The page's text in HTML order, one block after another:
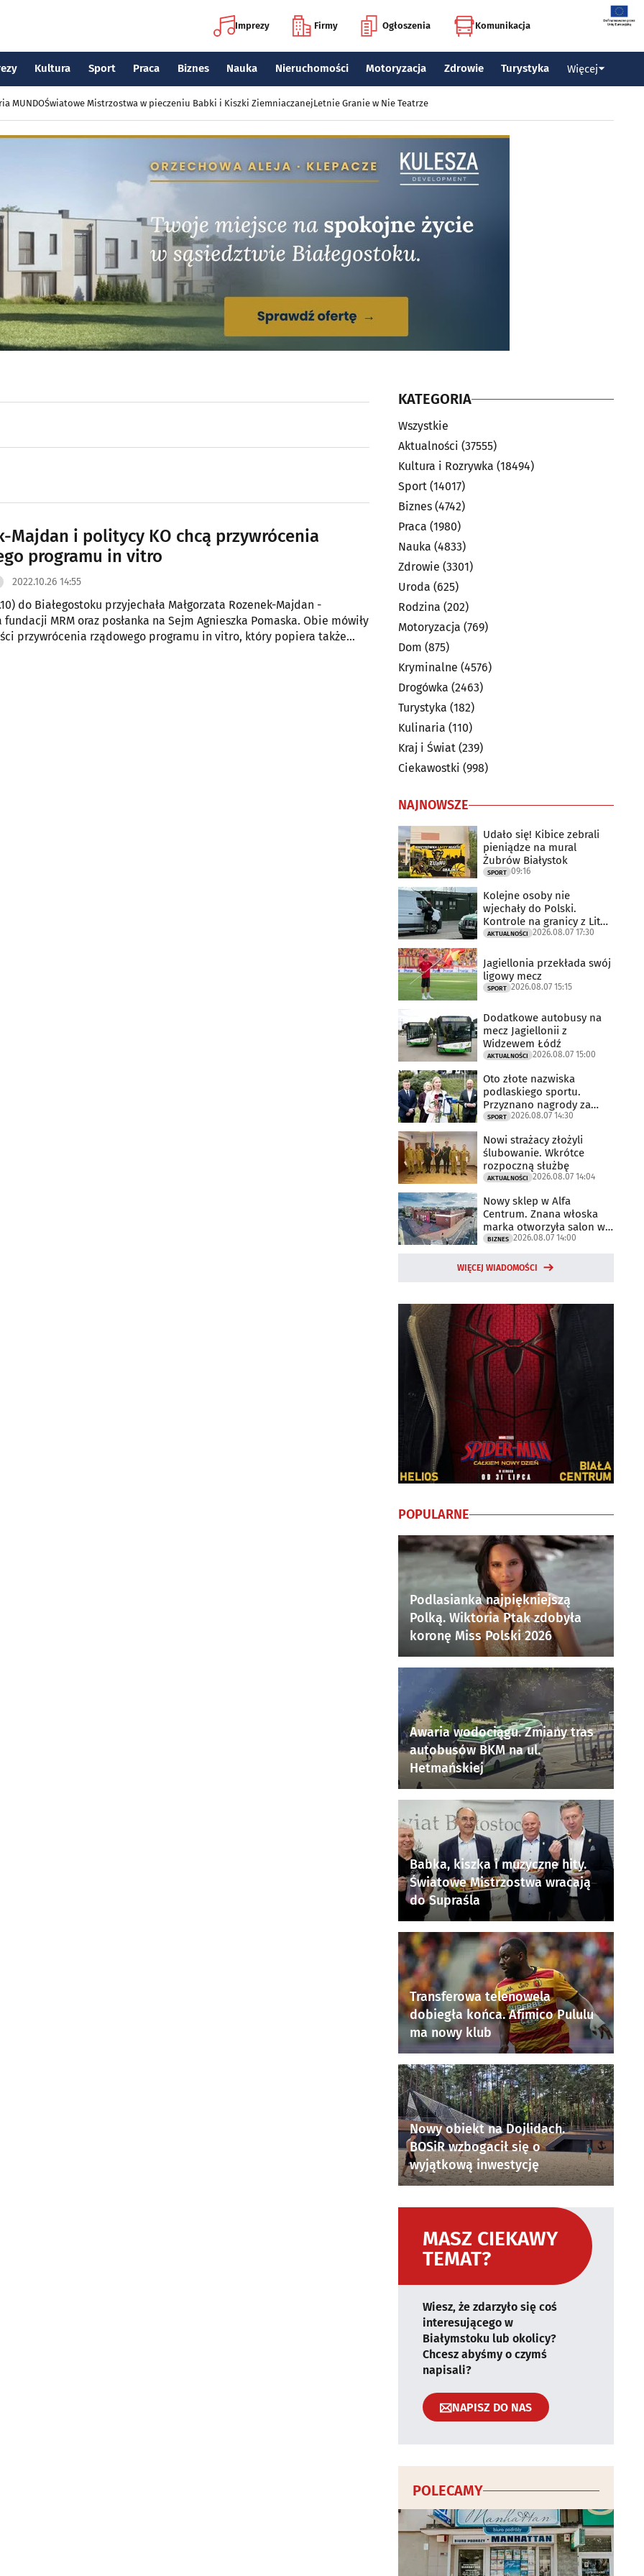
Imprezy Firmy Ogłoszenia Komunikacja
Kultura Sport Praca Biznes Nauka Nieruchomości Motoryzacja Zdrowie Turystyka Więcej
MUNDOŚwiatowe Mistrzostwa w pieczeniu Babki i Kiszki ZiemniaczanejLetnie Granie w Nie Teatrze
Majdan i politycy KO chcą przywrócenia
programu in vitro
2022.10.26 14:55
do Białegostoku przyjechała Małgorzata Rozenek-Majdan -
fundacji MRM oraz posłanka na Sejm Agnieszka Pomaska. Obie mówiły
przywrócenia rządowego programu in vitro, który popiera także
KATEGORIA
Wszystkie
Aktualności (37555)
Kultura i Rozrywka (18494)
Sport (14017)
Biznes (4742)
Praca (1980)
Nauka (4833)
Zdrowie (3301)
Uroda (625)
Rodzina (202)
Motoryzacja (769)
Dom (875)
Kryminalne (4576)
Drogówka (2463)
Turystyka (182)
Kulinaria (110)
Kraj i Świat (239)
Ciekawostki (998)
NAJNOWSZE
Udało się! Kibice zebrali
pieniądze na mural
Żubrów Białystok
SPORT 09:16
Kolejne osoby nie
wjechały do Polski.
Kontrole na granicy z Litwą
trwają
AKTUALNOŚCI 2026.08.07 17:30
Jagiellonia przekłada swój
ligowy mecz
SPORT 2026.08.07 15:15
Dodatkowe autobusy na
mecz Jagiellonii z
Widzewem Łódź
AKTUALNOŚCI 2026.08.07 15:00
Oto złote nazwiska
podlaskiego sportu.
Przyznano nagrody za
2025 rok
SPORT 2026.08.07 14:30
Nowi strażacy złożyli
ślubowanie. Wkrótce
rozpoczną służbę
AKTUALNOŚCI 2026.08.07 14:04
Nowy sklep w Alfa
Centrum. Znana włoska
marka otworzyła salon w
Białymstoku
BIZNES 2026.08.07 14:00
WIĘCEJ WIADOMOŚCI
POPULARNE
Podlasianka najpiękniejszą
Polką. Wiktoria Ptak zdobyła
koronę Miss Polski 2026
Awaria wodociągu. Zmiany tras
autobusów BKM na ul.
Hetmańskiej
Babka, kiszka i muzyczne hity.
Światowe Mistrzostwa wracają
do Supraśla
Transferowa telenowela
dobiegła końca. Afimico Pululu
ma nowy klub
Nowy obiekt na Dojlidach.
BOSiR wzbogacił się o
wyjątkową inwestycję
MASZ CIEKAWY
TEMAT?
Wiesz, że zdarzyło się coś
interesującego w
Białymstoku lub okolicy?
Chcesz abyśmy o czymś
napisali?
NAPISZ DO NAS
POLECAMY